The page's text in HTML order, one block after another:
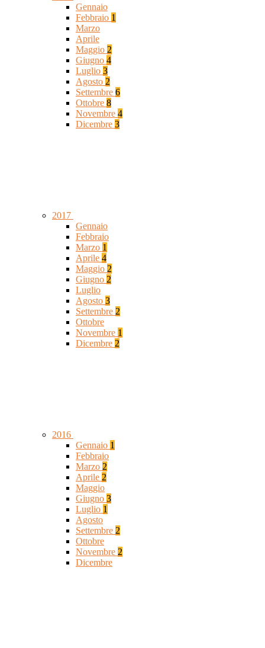
Gennaio
Febbraio 1
Marzo
Aprile
Maggio 2
Giugno 4
Luglio 3
Agosto 2
Settembre 6
Ottobre 8
Novembre 4
Dicembre 3
2017
Gennaio
Febbraio
Marzo 1
Aprile 4
Maggio 2
Giugno 2
Luglio
Agosto 3
Settembre 2
Ottobre
Novembre 1
Dicembre 2
2016
Gennaio 1
Febbraio
Marzo 2
Aprile 2
Maggio
Giugno 3
Luglio 1
Agosto
Settembre 2
Ottobre
Novembre 2
Dicembre